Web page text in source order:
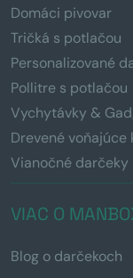
Domáci pivovar
Tričká s potlačou
Personalizované
Pollitre s potlačou
Vychytávky &
Drevené voňajúce
Vianočné darčeky
VIAC O
Blog o darčekoch